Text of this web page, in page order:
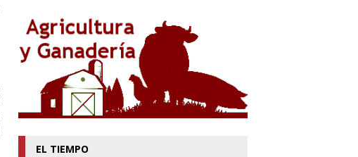
EL TIEMPO